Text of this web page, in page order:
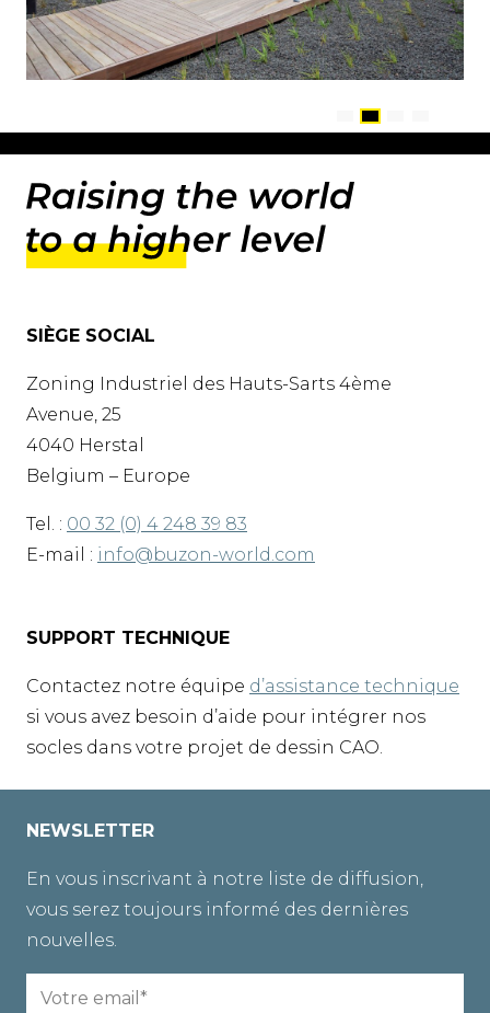
SIÈGE SOCIAL
Zoning Industriel des Hauts-Sarts 4ème
Avenue, 25
4040 Herstal
Belgium – Europe
Tel. : 00 32 (0) 4 248 39 83
E-mail : info@buzon-world.com
SUPPORT TECHNIQUE
Contactez notre équipe d’assistance technique
si vous avez besoin d’aide pour intégrer nos
socles dans votre projet de dessin CAO.
NEWSLETTER
En vous inscrivant à notre liste de diffusion,
vous serez toujours informé des dernières
nouvelles.
Email